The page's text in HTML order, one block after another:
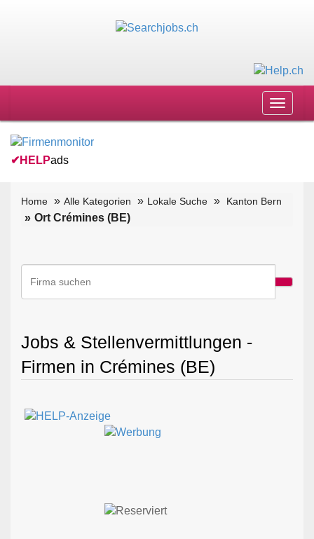
Toggle
✔ HELPads
Home Alle Kategorien Lokale Suche Kanton Bern
Ort Crémines (BE)
Jobs & Stellenvermittlungen -
Firmen in Crémines (BE)